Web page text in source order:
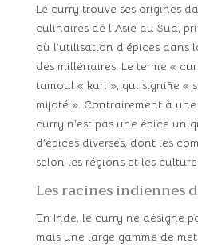
Le curry trouve ses origines
culinaires de l’Asie du Sud,
où l’utilisation d’épices dans
des millénaires. Le terme «
tamoul « kari », qui signifie «
mijoté ». Contrairement à
curry n’est pas une épice
d’épices diverses, dont les
selon les régions et les
Les racines indiennes
En Inde, le curry ne désigne
mais une large gamme de